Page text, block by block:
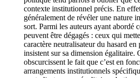
contexte institutionnel précis. En
généralement de révéler une nature
sort. Parmi les auteurs ayant abordé
peuvent être dégagés : ceux qui
caractère neutralisateur du hasard
insistent sur sa dimension égalitaire.
obscurcissent le fait que c’est en
arrangements institutionnels